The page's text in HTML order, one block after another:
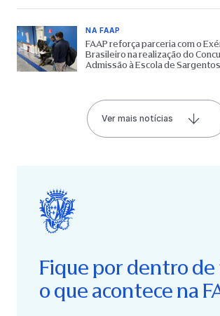
NA FAAP
FAAP reforça parceria com o
Brasileiro na realização do
Admissão à Escola de
Ver mais notícias
Fique por dentro
o que acontece na